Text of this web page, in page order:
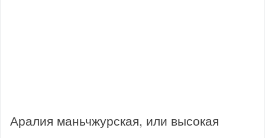
Аралия маньчжурская, или высокая